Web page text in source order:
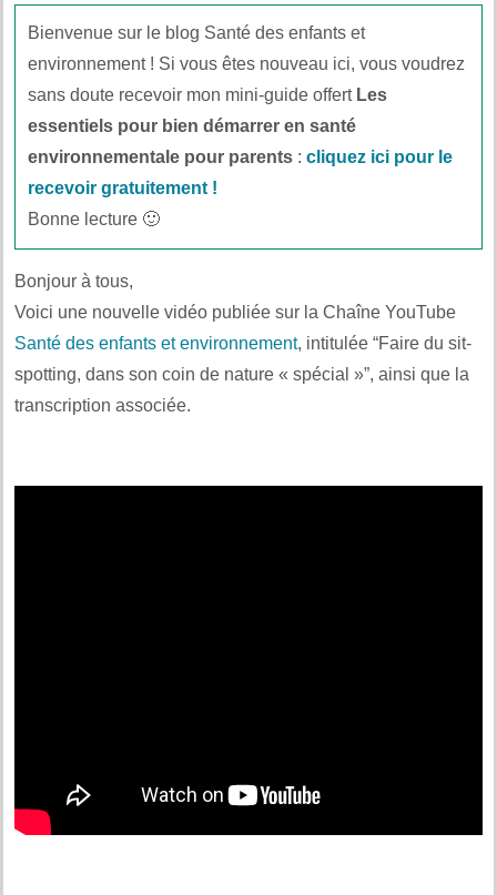
Bienvenue sur le blog Santé des enfants et
environnement ! Si vous êtes nouveau ici, vous voudrez
sans doute recevoir mon mini-guide offert Les
essentiels pour bien démarrer en santé
environnementale pour parents :cliquez ici pour le
recevoir gratuitement !
Bonne lecture 🙂
Bonjour à tous,
Voici une nouvelle vidéo publiée sur la Chaîne YouTube
Santé des enfants et environnement, intitulée “Faire du sit-
spotting, dans son coin de nature « spécial »”, ainsi que la
transcription associée.